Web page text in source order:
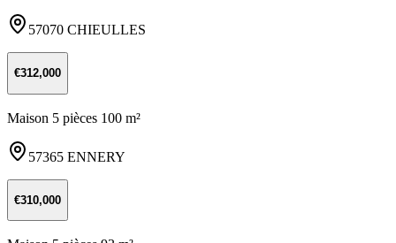
57070 CHIEULLES
€312,000
Maison 5 pièces 100 m²
57365 ENNERY
€310,000